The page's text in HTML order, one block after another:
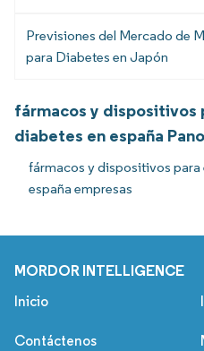
Previsiones del Mercado de
para Diabetes en Japón
fármacos y dispositivos
diabetes en españa
fármacos y dispositivos para
españa empresas
MORDOR INTELLIGENCE
Inicio
Contáctenos